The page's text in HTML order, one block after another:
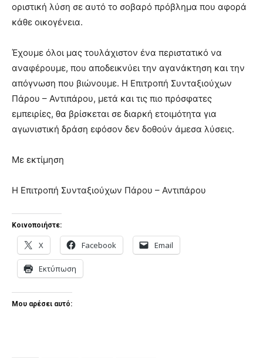
οριστική λύση σε αυτό το σοβαρό πρόβλημα που αφορά
κάθε οικογένεια.
Έχουμε όλοι μας τουλάχιστον ένα περιστατικό να
αναφέρουμε, που αποδεικνύει την αγανάκτηση και την
απόγνωση που βιώνουμε. Η Επιτροπή Συνταξιούχων
Πάρου – Αντιπάρου, μετά και τις πιο πρόσφατες
εμπειρίες, θα βρίσκεται σε διαρκή ετοιμότητα για
αγωνιστική δράση εφόσον δεν δοθούν άμεσα λύσεις.
Με εκτίμηση
Η Επιτροπή Συνταξιούχων Πάρου – Αντιπάρου
Κοινοποιήστε:
X Facebook Email
Εκτύπωση
Μου αρέσει αυτό: